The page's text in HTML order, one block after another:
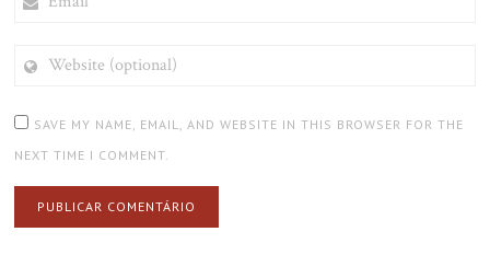
(OPTIONAL)
SAVE MY NAME, EMAIL, AND WEBSITE IN THIS BROWSER FOR THE
NEXT TIME I COMMENT.